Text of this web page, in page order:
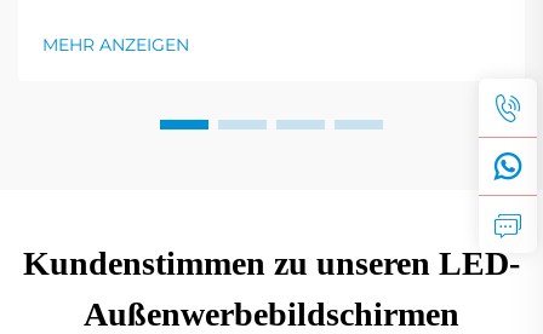
die einzigartige Fähigkeit, Gebäude in dynamische
MEHR ANZEIGEN
Kundenstimmen zu unseren LED-
Außenwerbebildschirmen